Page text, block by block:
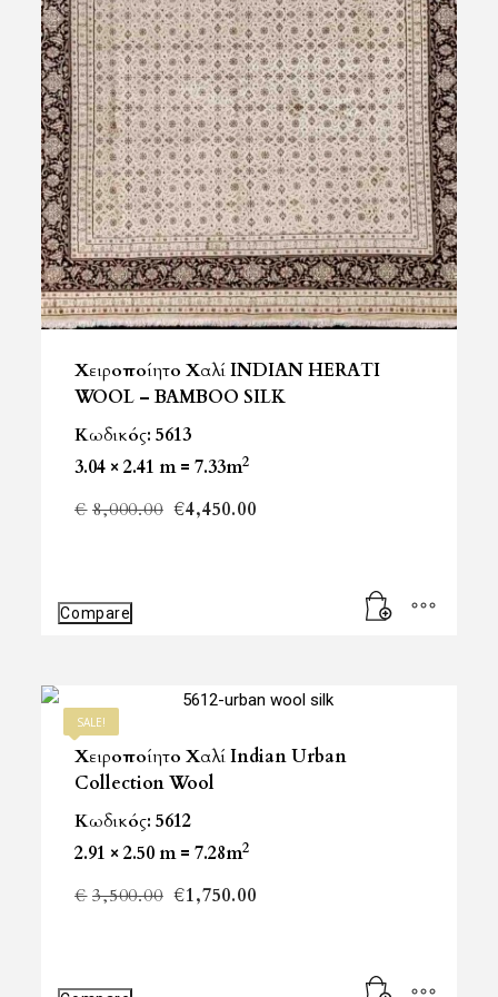
Χειροποίητο Χαλί INDIAN HERATI
WOOL – BAMBOO SILK
Κωδικός: 5613
3.04 × 2.41 m = 7.33m2
€ 8,000.00 Original
€4,450.00Η
Compare
SALE!
Χειροποίητο Χαλί Indian Urban
Collection Wool
Κωδικός: 5612
2.91 × 2.50 m = 7.28m2
€ 3,500.00 Original
€1,750.00Η